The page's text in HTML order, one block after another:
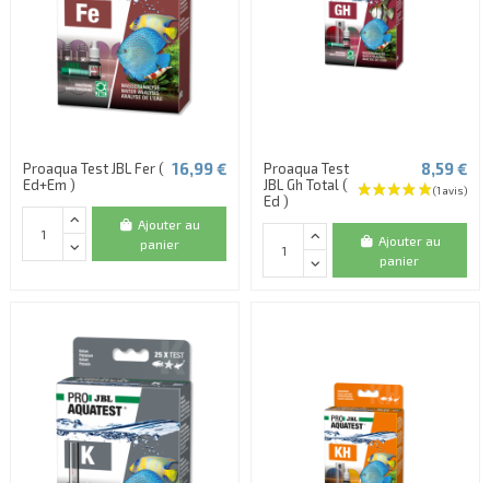
Proaqua Test JBL Fer (
Ed+Em )
16,99 €
Ajouter au
panier
Proaqua Test
JBL Gh Total (
Ed )
8,59 €
Ajouter au
panier